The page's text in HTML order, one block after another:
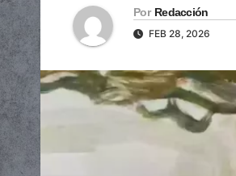
Por Redacción
FEB 28, 2026